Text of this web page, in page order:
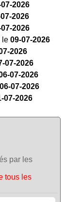
2026
2026
2026
le 09-07-2026
2026
07-2026
07-2026
06-07-2026
07-2026
par les
tous les